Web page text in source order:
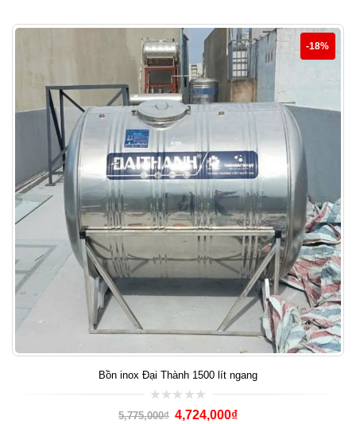
-18%
Bồn inox Đại Thành 1500 lít ngang
0
out
5,775,000₫ 4,724,000₫